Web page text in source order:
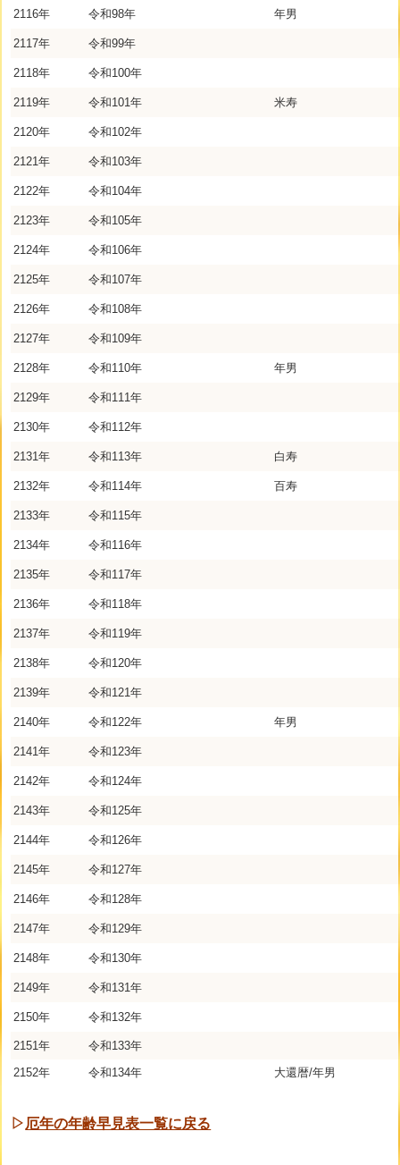
2116年 令和98年 年男
2117年 令和99年
2118年 令和100年
2119年 令和101年 米寿
2120年 令和102年
2121年 令和103年
2122年 令和104年
2123年 令和105年
2124年 令和106年
2125年 令和107年
2126年 令和108年
2127年 令和109年
2128年 令和110年 年男
2129年 令和111年
2130年 令和112年
2131年 令和113年 白寿
2132年 令和114年 百寿
2133年 令和115年
2134年 令和116年
2135年 令和117年
2136年 令和118年
2137年 令和119年
2138年 令和120年
2139年 令和121年
2140年 令和122年 年男
2141年 令和123年
2142年 令和124年
2143年 令和125年
2144年 令和126年
2145年 令和127年
2146年 令和128年
2147年 令和129年
2148年 令和130年
2149年 令和131年
2150年 令和132年
2151年
令和133年
2152年
令和134年 大還暦/年男
▷ 厄年の年齢早見表一覧に戻る